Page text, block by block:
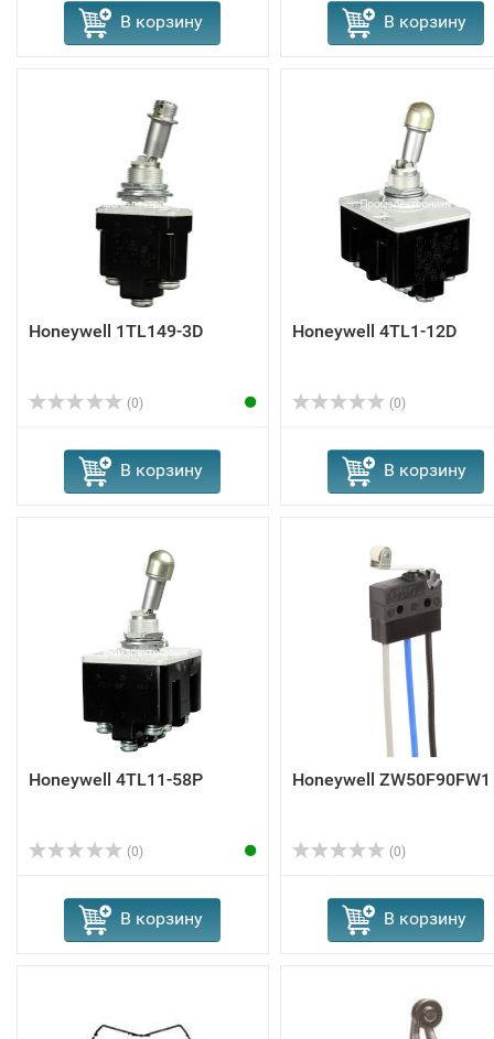
В корзину В корзину
Honeywell 1TL149-3D
(0)
В корзину
Honeywell 4TL1-12D
(0)
В корзину
Honeywell 4TL11-58P
(0)
В корзину
Honeywell ZW50F90FW1
(0)
В корзину